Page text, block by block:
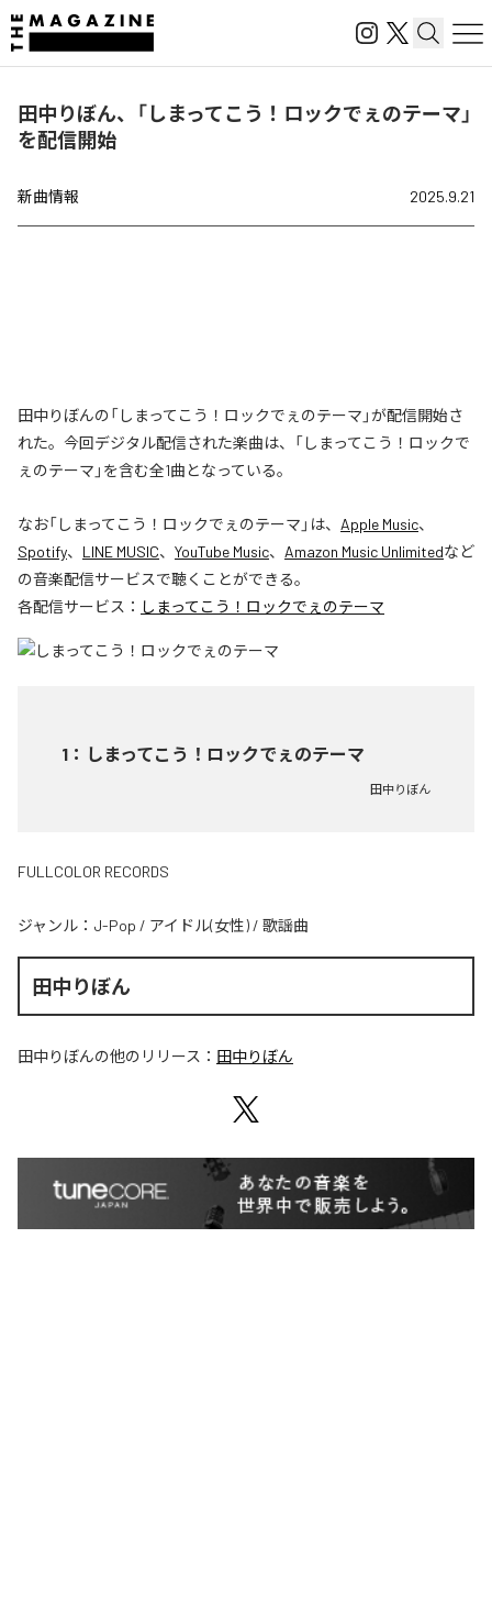
田中りぼん、「しまってこう！ロックでぇのテーマ」
を配信開始
新曲情報 2025.9.21
田中りぼんの「しまってこう！ロックでぇのテーマ」が配信開始さ
れた。今回デジタル配信された楽曲は、「しまってこう！ロックで
ぇのテーマ」を含む全1曲となっている。
なお「しまってこう！ロックでぇのテーマ 」は、 Apple Music、
Spotify、 LINE MUSIC、 YouTube Music、 Amazon Music Unlimitedなど
の音楽配信サービスで聴くことができる。
各配信サービス： しまってこう！ロックでぇのテーマ
1 ： しまってこう！ロックでぇのテーマ
田中りぼん
FULLCOLOR RECORDS
ジャンル： J-Pop / アイドル(女性) / 歌謡曲
田中りぼん
田中りぼんの他のリリース： 田中りぼん